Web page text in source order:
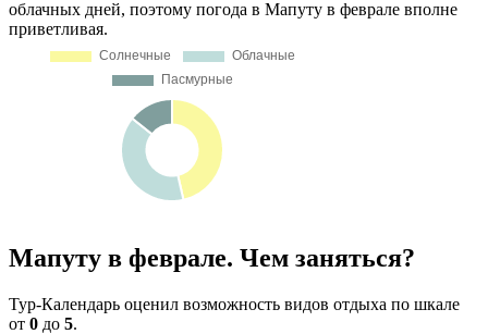
облачных дней, поэтому погода в Мапуту в феврале вполне
приветливая.
Мапуту в феврале. Чем заняться?
Тур-Календарь оценил возможность видов отдыха по шкале
от 0 до 5.